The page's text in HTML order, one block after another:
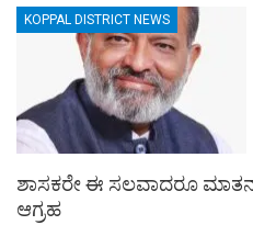
KOPPAL DISTRICT NEWS
ಶಾಸಕರೇ ಈ ಸಲವಾದರೂ
ಆಗ್ರಹ